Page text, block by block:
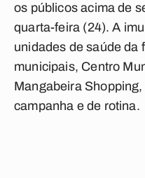
os públicos acima de
quarta-feira (24). A
unidades de saúde da
municipais, Centro
Mangabeira
campanha e de rotina.